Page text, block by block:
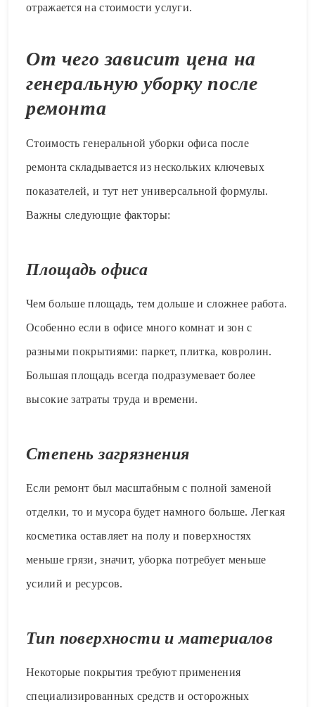
отражается на стоимости услуги.
От чего зависит цена на
генеральную уборку после
ремонта
Стоимость генеральной уборки офиса после
ремонта складывается из нескольких ключевых
показателей, и тут нет универсальной формулы.
Важны следующие факторы:
Площадь офиса
Чем больше площадь, тем дольше и сложнее работа.
Особенно если в офисе много комнат и зон с
разными покрытиями: паркет, плитка, ковролин.
Большая площадь всегда подразумевает более
высокие затраты труда и времени.
Степень загрязнения
Если ремонт был масштабным с полной заменой
отделки, то и мусора будет намного больше. Легкая
косметика оставляет на полу и поверхностях
меньше грязи, значит, уборка потребует меньше
усилий и ресурсов.
Тип поверхности и материалов
Некоторые покрытия требуют применения
специализированных средств и осторожных